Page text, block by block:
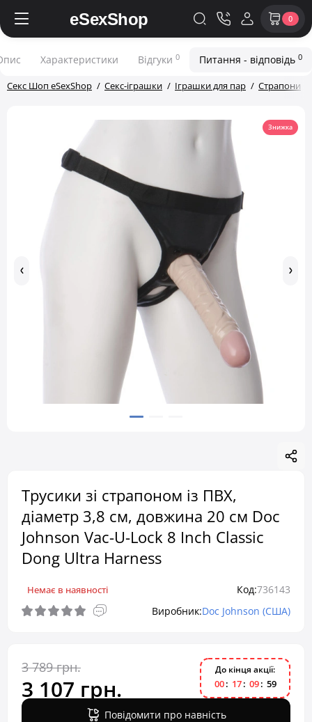
0
Секс Шоп eSexShop Секс-іграшки Іграшки для пар Страпони
Характеристики Відгуки 0 Питання - відповідь 0
Знижка
Трусики зі страпоном із ПВХ,
діаметр 3,8 см, довжина 20 см Doc
Johnson Vac-U-Lock 8 Inch Classic
Dong Ultra Harness
Немає в наявності Код:736143
Виробник:Doc Johnson (США)
3 789 грн.
3 107 грн.
До кінця акції:
00 17 09 58
Повідомити про навність